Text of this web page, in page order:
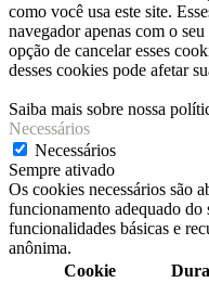
como você usa este site.
navegador apenas com o
opção de cancelar esses
desses cookies pode afetar
Saiba mais sobre nossa
Necessários
Necessários
Sempre ativado
Os cookies necessários são
funcionamento adequado do
funcionalidades básicas e
anônima.
Cookie